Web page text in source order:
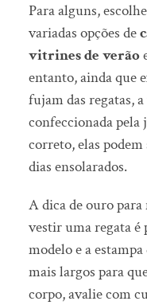
Para alguns,
variadas opções de
vitrines de verão
entanto, ainda que
fujam das regatas,
confeccionada pela
correto, elas
dias ensolarados.
A dica de ouro
vestir uma regata é
modelo e a
mais largos para
corpo, avalie com